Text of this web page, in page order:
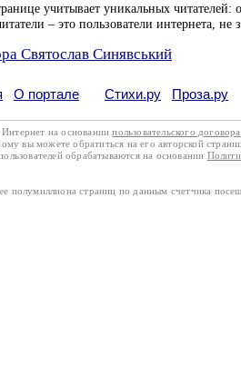
учитывает уникальных
– это пользователи интернета, не
Святослав Синявський
О портале Стихи.ру Проза.ру
Интернет на основаниипользовательского договора
вы можете обратиться на его авторской
обрабатываются на основании
полумиллиона страниц по данным счетчика